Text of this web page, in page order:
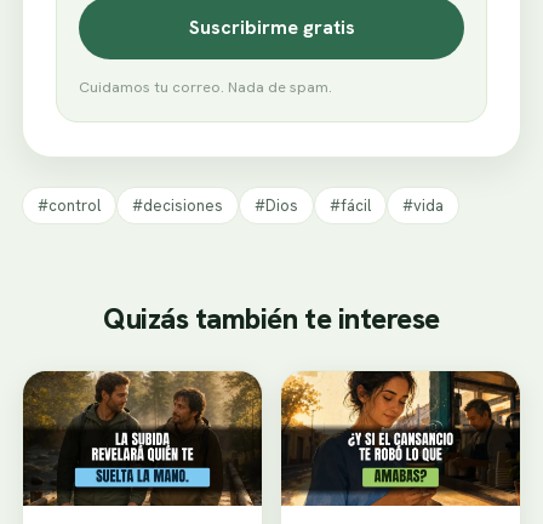
Suscribirme gratis
Cuidamos tu correo. Nada de spam.
#control #decisiones #Dios #fácil #vida
Quizás también te interese